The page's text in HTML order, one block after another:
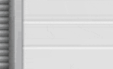
LO MÁS
Fribasa